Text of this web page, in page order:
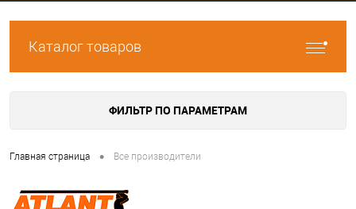
Каталог товаров
ФИЛЬТР ПО ПАРАМЕТРАМ
Главная страница • Все производители